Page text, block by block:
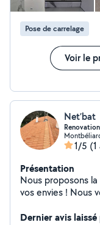
Pose de carrelage
Voir le
Net’bat
1/5 (1
Présentation
Nous proposons
vos envies ! Nous vous accompagnons dans vos projets,
qualité et de
Dernier avis